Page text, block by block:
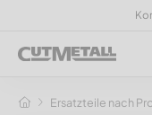
Ersatzteile nach